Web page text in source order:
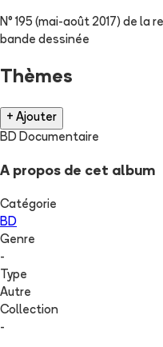
N° 195 (mai-août 2017) de la
bande dessinée
Thèmes
+ Ajouter
BD Documentaire
A propos de cet album
Catégorie
BD
Genre
-
Type
Autre
Collection
-